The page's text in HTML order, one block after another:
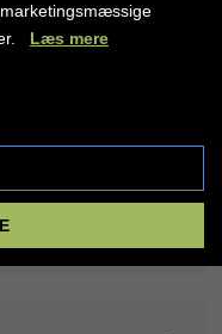
til
Læs mere